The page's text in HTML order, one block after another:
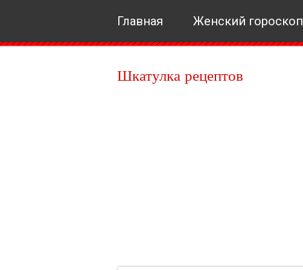
Главная Женский гороскоп
Шкатулка рецептов